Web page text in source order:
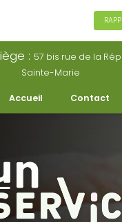
: 57 bis rue de la
Sainte-Marie
Accueil Contact